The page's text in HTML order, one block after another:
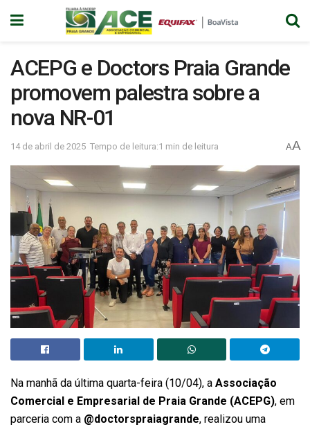
ACEPG e Doctors Praia Grande
promovem palestra sobre a
nova NR-01
14 de abril de 2025 Tempo de leitura:1 min de leitura AA
Na manhã da última quarta-feira (10/04), a Associação
Comercial e Empresarial de Praia Grande (ACEPG), em
parceria com a @doctorspraiagrande, realizou uma